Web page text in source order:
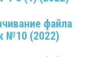
№10 (2022)